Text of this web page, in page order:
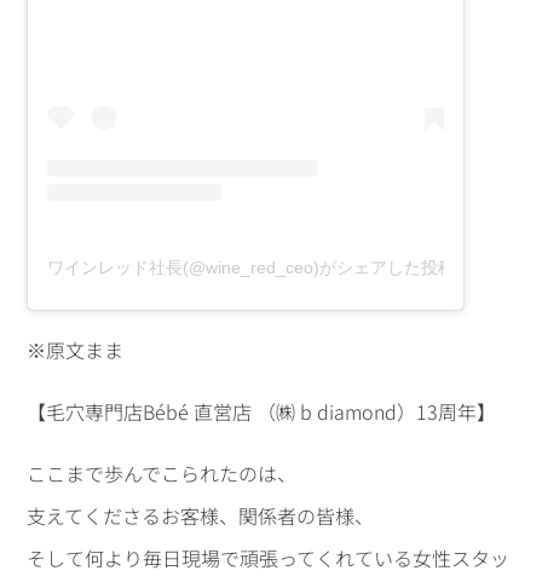
ワインレッド社長(@wine_red_ceo)がシェアした投稿
※原文まま
【毛穴専門店Bébé 直営店 （㈱ b diamond）13周年】
ここまで歩んでこられたのは、
支えてくださるお客様、関係者の皆様、
そして何より毎日現場で頑張ってくれている女性スタッ